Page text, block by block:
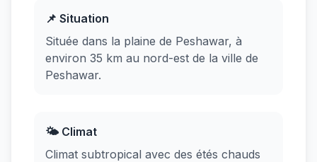
📌 Situation
Située dans la plaine de Peshawar, à
environ 35 km au nord-est de la ville de
Peshawar.
🌤️ Climat
Climat subtropical avec des étés chauds